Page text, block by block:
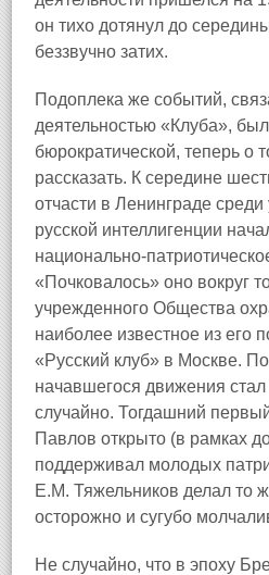
он тихо дотянул до
беззвучно затих.
Подоплека же событий,
деятельностью «Клуба»,
бюрократической, теперь о
рассказать. К середине
отчасти в Ленинграде среди
русской интеллигенции
«Почковалось» оно вокруг
учрежденного Общества
наиболее известное из его
«Русский клуб» в Москве.
начавшегося движения
случайно. Тогдашний
Павлов открыто (в рамках
поддерживал молодых
Е.М. Тяжельников делал то
осторожно и сугубо
Не случайно, что в эпоху